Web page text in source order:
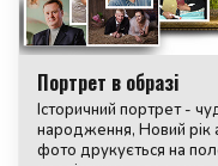
Портрет в образі
Історичний портрет -
народження, Новий рік
фото друкується на